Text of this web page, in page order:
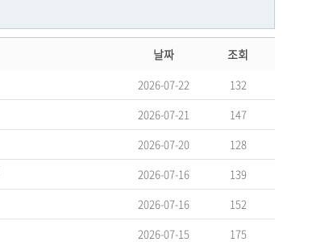
날짜 조회
2026-07-22
132
2026-07-21
147
2026-07-20
128
2026-07-16
139
2026-07-16
152
2026-07-15
175